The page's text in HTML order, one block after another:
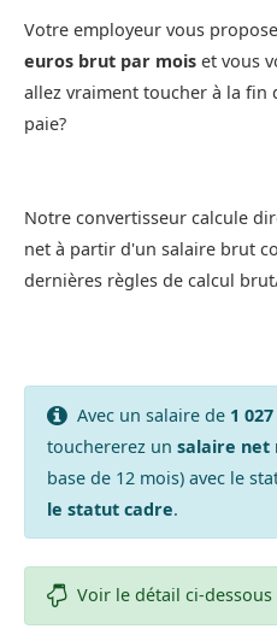
Votre employeur vous
euros brut par mois et vous
allez vraiment toucher à la fin
paie?
Notre convertisseur calcule
net à partir d'un salaire brut
dernières règles de calcul
Avec un salaire de 1
touchererez un salaire net
base de 12 mois) avec le
le statut cadre.
Voir le détail ci-dessous